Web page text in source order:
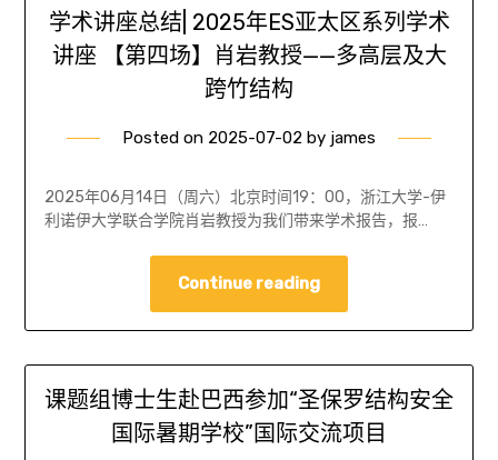
学术讲座总结| 2025年ES亚太区系列学术
讲座 【第四场】肖岩教授——多高层及大
跨竹结构
Posted on 2025-07-02 by james
2025年06月14日（周六）北京时间19：00，浙江大学-伊
利诺伊大学联合学院肖岩教授为我们带来学术报告，报…
Continue reading
课题组博士生赴巴西参加“圣保罗结构安全
国际暑期学校”国际交流项目